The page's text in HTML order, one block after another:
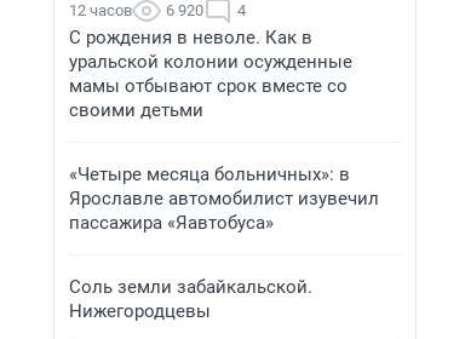
12 часов 6 920 4
С рождения в неволе. Как в
уральской колонии осужденные
мамы отбывают срок вместе со
своими детьми
«Четыре месяца больничных»: в
Ярославле автомобилист изувечил
пассажира «Яавтобуса»
Соль земли забайкальской.
Нижегородцевы